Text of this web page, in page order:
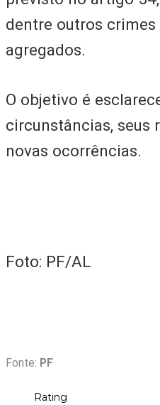
dentre outros
agregados.
O objetivo é
circunstâncias, seus
novas ocorrências.
Foto: PF/AL
Fonte: PF
Rating